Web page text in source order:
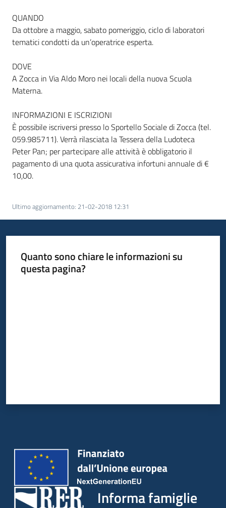
QUANDO
Da ottobre a maggio, sabato pomeriggio, ciclo di laboratori
tematici condotti da un’operatrice esperta.
DOVE
A Zocca in Via Aldo Moro nei locali della nuova Scuola
Materna.
INFORMAZIONI E ISCRIZIONI
È possibile iscriversi presso lo Sportello Sociale di Zocca (tel.
059.985711). Verrà rilasciata la Tessera della Ludoteca
Peter Pan; per partecipare alle attività è obbligatorio il
pagamento di una quota assicurativa infortuni annuale di €
10,00.
Ultimo aggiornamento: 21-02-2018 12:31
Quanto sono chiare le informazioni su
questa pagina?
Informa famiglie